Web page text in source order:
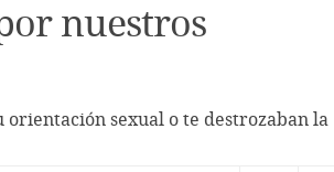
nuestros
orientación sexual o te destrozaban la